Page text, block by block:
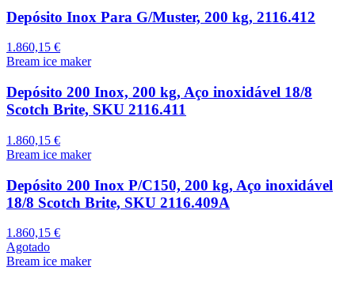
Depósito Inox Para G/Muster, 200 kg, 2116.412
1.860,15 €
Bream ice maker
Depósito 200 Inox, 200 kg, Aço inoxidável 18/8
Scotch Brite, SKU 2116.411
1.860,15 €
Bream ice maker
Depósito 200 Inox P/C150, 200 kg, Aço inoxidável
18/8 Scotch Brite, SKU 2116.409A
1.860,15 €
Agotado
Bream ice maker